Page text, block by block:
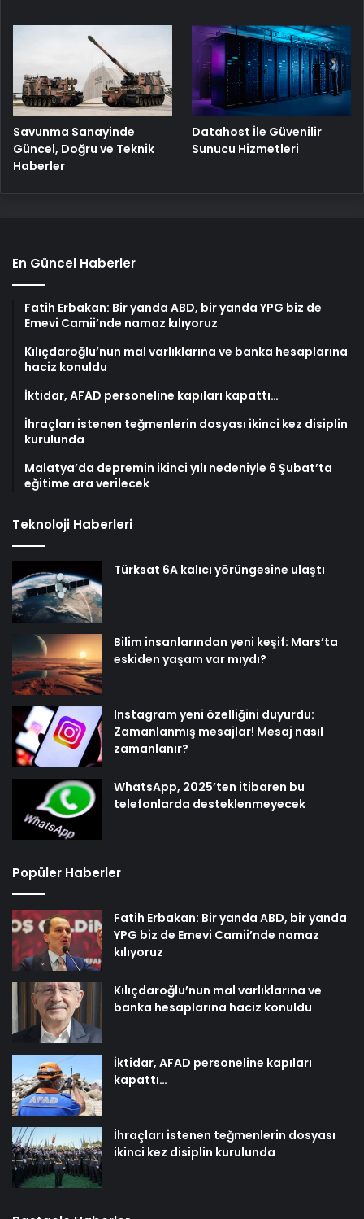
Savunma Sanayinde
Güncel, Doğru ve Teknik
Haberler
Datahost İle Güvenilir
Sunucu Hizmetleri
En Güncel Haberler
Fatih Erbakan: Bir yanda ABD, bir yanda YPG biz de
Emevi Camii’nde namaz kılıyoruz
Kılıçdaroğlu’nun mal varlıklarına ve banka hesaplarına
haciz konuldu
İktidar, AFAD personeline kapıları kapattı…
İhraçları istenen teğmenlerin dosyası ikinci kez disiplin
kurulunda
Malatya’da depremin ikinci yılı nedeniyle 6 Şubat’ta
eğitime ara verilecek
Teknoloji Haberleri
Türksat 6A kalıcı yörüngesine ulaştı
Bilim insanlarından yeni keşif: Mars’ta
eskiden yaşam var mıydı?
Instagram yeni özelliğini duyurdu:
Zamanlanmış mesajlar! Mesaj nasıl
zamanlanır?
WhatsApp, 2025’ten itibaren bu
telefonlarda desteklenmeyecek
Popüler Haberler
Fatih Erbakan: Bir yanda ABD, bir yanda
YPG biz de Emevi Camii’nde namaz
kılıyoruz
Kılıçdaroğlu’nun mal varlıklarına ve
banka hesaplarına haciz konuldu
İktidar, AFAD personeline kapıları
kapattı…
İhraçları istenen teğmenlerin dosyası
ikinci kez disiplin kurulunda